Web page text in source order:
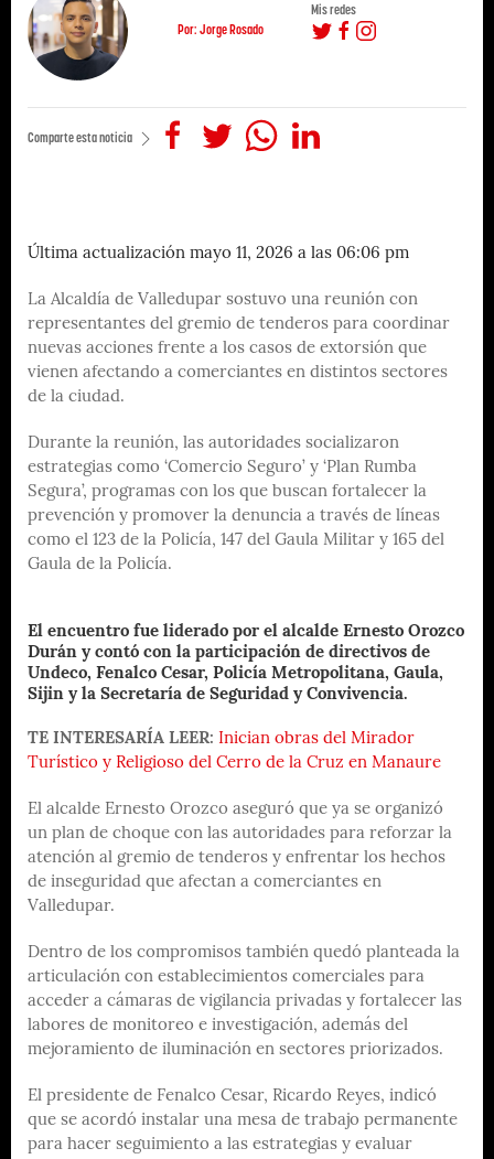
Por: Jorge Rosado
Mis redes
Comparte esta noticia
Última actualización mayo 11, 2026 a las 06:06 pm
La Alcaldía de Valledupar sostuvo una reunión con
representantes del gremio de tenderos para coordinar
nuevas acciones frente a los casos de extorsión que
vienen afectando a comerciantes en distintos sectores
de la ciudad.
Durante la reunión, las autoridades socializaron
estrategias como ‘Comercio Seguro’ y ‘Plan Rumba
Segura’, programas con los que buscan fortalecer la
prevención y promover la denuncia a través de líneas
como el 123 de la Policía, 147 del Gaula Militar y 165 del
Gaula de la Policía.
El encuentro fue liderado por el alcalde Ernesto Orozco
Durán y contó con la participación de directivos de
Undeco, Fenalco Cesar, Policía Metropolitana, Gaula,
Sijin y la Secretaría de Seguridad y Convivencia.
TE INTERESARÍA LEER: Inician obras del Mirador
Turístico y Religioso del Cerro de la Cruz en Manaure
El alcalde Ernesto Orozco aseguró que ya se organizó
un plan de choque con las autoridades para reforzar la
atención al gremio de tenderos y enfrentar los hechos
de inseguridad que afectan a comerciantes en
Valledupar.
Dentro de los compromisos también quedó planteada la
articulación con establecimientos comerciales para
acceder a cámaras de vigilancia privadas y fortalecer las
labores de monitoreo e investigación, además del
mejoramiento de iluminación en sectores priorizados.
El presidente de Fenalco Cesar, Ricardo Reyes, indicó
que se acordó instalar una mesa de trabajo permanente
para hacer seguimiento a las estrategias y evaluar